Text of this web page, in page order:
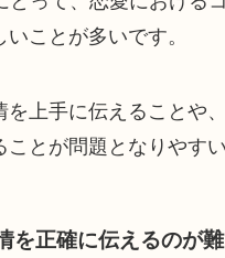
いことが多いです。
を上手に伝えることや
ことが問題となりやすい
を正確に伝えるのが